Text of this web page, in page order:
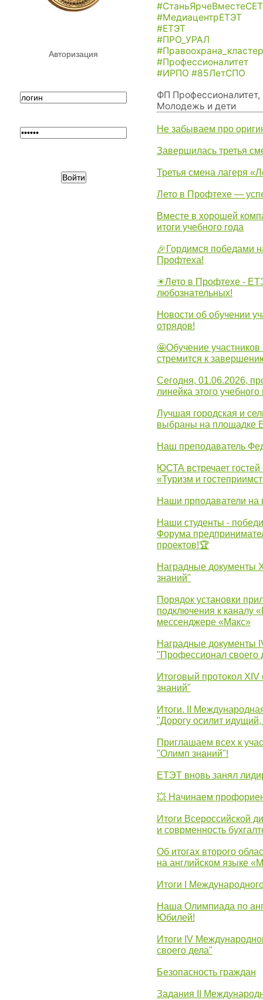
Авторизация
#МедиацентрЕТЭТ
#ЕТЭТ
#ПРО_УРАЛ
#Правоохрана_кластер
#Профессионалитет
#ИРПО #85ЛетСПО
ФП
Молодежь и дети
Не забываем про
Завершилась третья
Третья смена лагеря
Лето в Профтехе —
Вместе в хорошей
итоги учебного года
🎉Гордимся победами
Профтеха!
☀Лето в Профтехе -
любознательных!
Новости об обучении
отрядов!
🤩Обучение участников
стремится к
Сегодня, 01.06.2026,
линейка этого учебного
Лучшая городская и
выбраны на площадке
Наш преподаватель
ЮСТА встречает гостей
«Туризм и
Наши прподаватели
Наши студенты -
Форума
проектов!🏆
Наградные документы
знаний"
Порядок установки
подключения к каналу
мессенджере «Макс»
Наградные документы
"Профессионал своего
Итоговый протокол
знаний"
Итоги. II
"Дорогу осилит
Приглашаем всех к
"Олимп знаний"!
ЕТЭТ вновь занял
💥 Начинаем
Итоги Всероссийской
и соврменность
Об итогах второго
на английском языке
Итоги I
Наша Олимпиада по
Юбилей!
Итоги IV
своего дела"
Безопасность граждан
Задания II